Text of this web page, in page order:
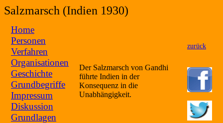
Salzmarsch (Indien 1930)
Home
Personen
Verfahren
Organisationen
Geschichte
Grundbegriffe
Impressum
Diskussion
Grundlagen
Der Salzmarsch von Gandhi
führte Indien in der
Konsequenz in die
Unabhängigkeit.
zurück